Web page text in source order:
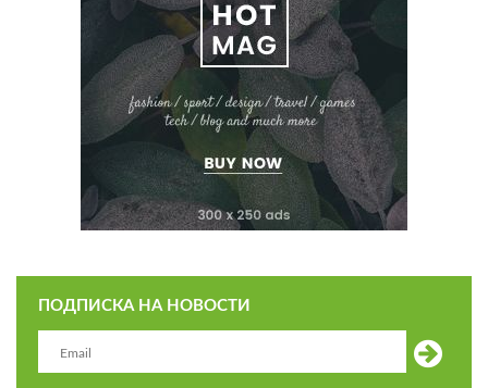
ПОДПИСКА НА НОВОСТИ